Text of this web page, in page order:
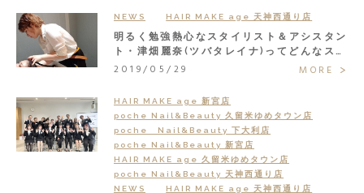
NEWS HAIR MAKE age 天神西通り店
明るく勉強熱心なスタイリスト＆アシスタン
ト・津畑麗奈(ツバタレイナ)ってどんなスタ
ッフ？
2019/05/29 MORE
HAIR MAKE age 新宮店
poche Nail&Beauty 久留米ゆめタウン店
poche Nail&Beauty 下大利店
poche Nail&Beauty 新宮店
HAIR MAKE age 久留米ゆめタウン店
poche Nail&Beauty 天神西通り店
NEWS
HAIR MAKE age 天神西通り店